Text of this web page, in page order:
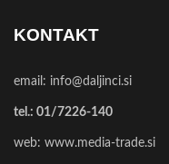
KONTAKT
email: info@daljinci.si
tel.: 01/7226-140
web: www.media-trade.si